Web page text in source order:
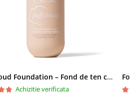
Puff Cloud Foundation – Fond de ten cu efect natural
Achizitie verificata